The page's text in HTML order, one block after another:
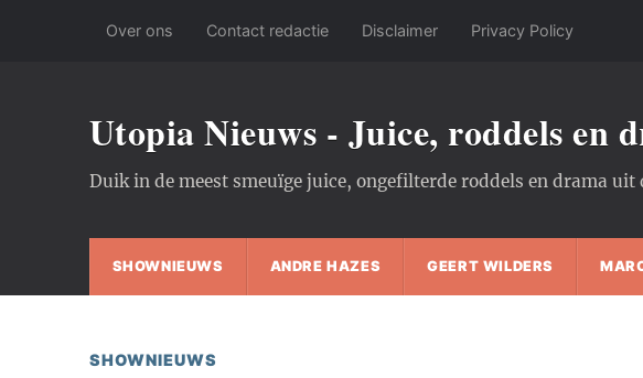
Over ons Contact redactie Disclaimer Privacy Policy
Utopia Nieuws - Juice, roddels en
Duik in de meest smeuïge juice, ongefilterde roddels en drama
SHOWNIEUWS ANDRE HAZES GEERT WILDERS
SHOWNIEUWS